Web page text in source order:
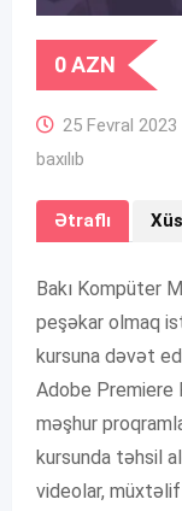
0AZN
25 Fevral 2023
baxılıb
Ətraflı
Bakı Kompüter
peşəkar olmaq
kursuna dəvət
Adobe Premiere
məşhur
kursunda təhsil
videolar,